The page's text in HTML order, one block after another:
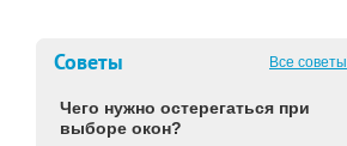
Советы Все советы
Чего нужно остерегаться при
выборе окон?